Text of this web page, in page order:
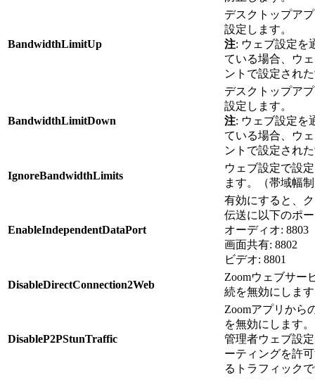
BandwidthLimitUp
デスクトップア
設定します。
注: ウェブ設定を
ている場合、ウ
ントで設定され
BandwidthLimitDown
デスクトップア
設定します。
注: ウェブ設定を
ている場合、ウ
ントで設定され
IgnoreBandwidthLimits
ウェブ設定で設
ます。（帯域幅
EnableIndependentDataPort
有効にすると、
伝送に以下のポ
オーディオ: 8803
画面共有: 8802
ビデオ: 8801
DisableDirectConnection2Web
Zoomウェブサー
続を無効にしま
DisableP2PStunTraffic
Zoomアプリから
を無効にします
管理者ウェブ設
ーティングを許
るトラフィック